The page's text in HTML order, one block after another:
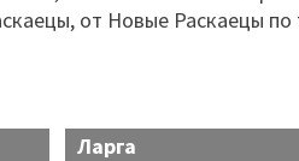
от Новые Раскаецы
Ларга